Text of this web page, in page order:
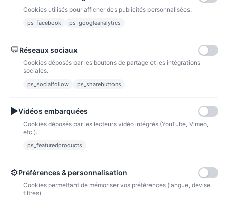
Paiements sécurisés via paypal et paypal 4 fois sans frais
Fidélité
bons de réductions.
Cookies utilisés pour afficher des publicités personnalisées.
ps_facebook ps_googleanalytics
💬Réseaux sociaux
Cookies déposés par les boutons de partage et les intégrations
sociales.
ps_socialfollow ps_sharebuttons
▶Vidéos embarquées
Cookies déposés par les lecteurs vidéo intégrés (YouTube, Vimeo,
etc.).
ps_featuredproducts
⚙Préférences & personnalisation
Cookies permettant de mémoriser vos préférences (langue, devise,
filtres).